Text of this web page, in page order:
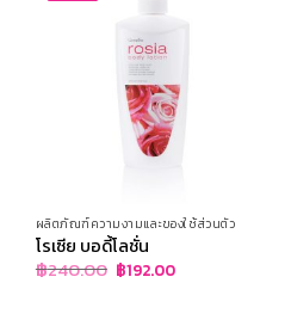
ผลิตภัณฑ์ความงามและของใช้ส่วนตัว
โรเซีย บอดี้โลชั่น
฿240.00 Original
price
฿192.00Current
price